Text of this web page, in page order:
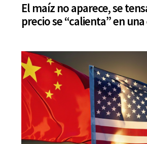
El maíz no aparece, se
precio se “calienta” en